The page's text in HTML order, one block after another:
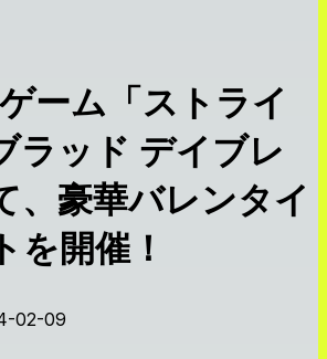
ーム「ストライ
ラッド デイブレ
、豪華バレンタイ
を開催！
02-09